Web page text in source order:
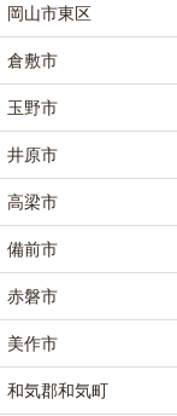
岡山市東区
倉敷市
玉野市
井原市
高梁市
備前市
赤磐市
美作市
和気郡和気町